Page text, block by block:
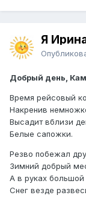
Я
Добрый день,
Время рейсовый
Накренив
Высадит вблизи
Белые сапожки.
Резво побежал
Зимний добрый
А в руках
Снег везде